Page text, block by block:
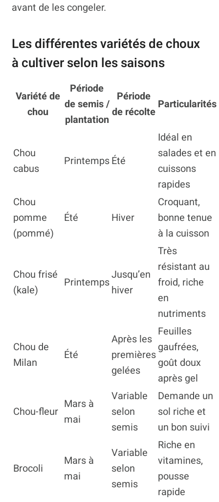
avant de les congeler.
Les différentes variétés de choux
à cultiver selon les saisons
Variété de
chou
Période
de semis /
plantation
Période
de récolte
Particularités
Chou
cabus
PrintempsÉté
Idéal en
salades et en
cuissons
rapides
Chou
pomme
(pommé)
Été Hiver
Croquant,
bonne tenue
à la cuisson
Chou frisé
(kale)
Printemps
Jusqu’en
hiver
Très
résistant au
froid, riche
en
nutriments
Chou de
Milan
Été
Après les
premières
gelées
Feuilles
gaufrées,
goût doux
après gel
Chou-fleur
Mars à
mai
Variable
selon
semis
Demande un
sol riche et
un bon suivi
Brocoli
Mars à
mai
Variable
selon
semis
Riche en
vitamines,
pousse
rapide